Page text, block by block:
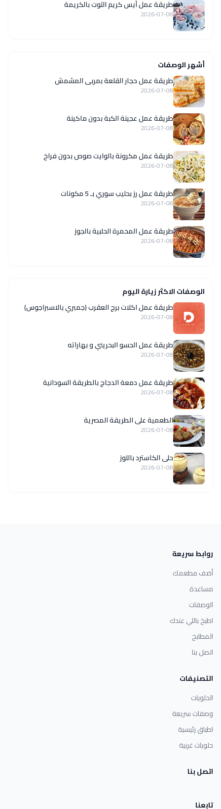
طريقة عمل آيس كريم التوت بالكريمة
2026-07-08
أشهر الوصفات
طريقة عمل حجار القلعة بمربى المشمش
2026-07-08
طريقة عمل عجينة الكبة بدون ماكينة
2026-07-08
طريقة عمل مكرونة بالوايت صوص بدون فراخ
2026-07-08
طريقة عمل رز بحليب سوري بـ 5 مكونات
2026-07-08
طريقة عمل المحمرة الحلبية بالجوز
2026-07-08
الوصفات الاكثر زيارة اليوم
طريقة عمل اكلات برج العقرب (جمبري بالاسبراجوس)
2026-07-08
طريقة عمل الحسو البحريني و بهاراته
2026-07-08
طريقة عمل دمعة الدجاج بالطريقة السودانية
2026-07-08
الطعمية على الطريقة المصرية
2026-07-08
حلى الكاسترد باللوز
2026-07-08
روابط سريعة
أضف مطعمك
مساعدة
الوصفات
اطبخ باللي عندك
المطابخ
اتصل بنا
التصنيفات
الحلويات
وصفات سريعة
اطباق رئيسية
حلويات غربية
اتصل بنا
تابعنا